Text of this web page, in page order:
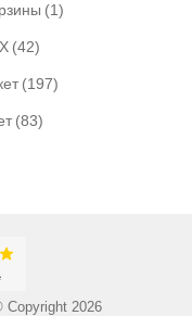
(1)
(42)
(197)
(83)
Copyright 2026